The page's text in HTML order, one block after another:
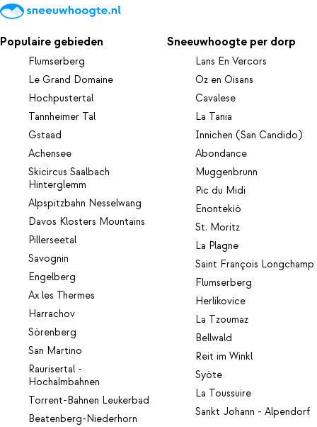
Populaire gebieden
Flumserberg
Le Grand Domaine
Hochpustertal
Tannheimer Tal
Gstaad
Achensee
Skicircus Saalbach
Hinterglemm
Alpspitzbahn Nesselwang
Davos Klosters Mountains
Pillerseetal
Savognin
Engelberg
Ax les Thermes
Harrachov
Sörenberg
San Martino
Raurisertal -
Hochalmbahnen
Torrent-Bahnen Leukerbad
Beatenberg-Niederhorn
Sneeuwhoogte per dorp
Lans En Vercors
Oz en Oisans
Cavalese
La Tania
Innichen (San Candido)
Abondance
Muggenbrunn
Pic du Midi
Enontekiö
St. Moritz
La Plagne
Saint François Longchamp
Flumserberg
Herlikovice
La Tzoumaz
Bellwald
Reit im Winkl
Syöte
La Toussuire
Sankt Johann - Alpendorf